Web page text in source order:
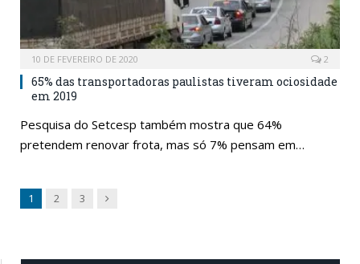
10 DE FEVEREIRO DE 2020 2
65% das transportadoras paulistas tiveram ociosidade
em 2019
Pesquisa do Setcesp também mostra que 64%
pretendem renovar frota, mas só 7% pensam em…
1 2 3 Next